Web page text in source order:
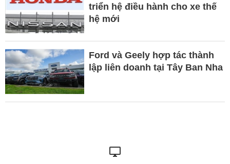
triển hệ điều hành cho xe thế
hệ mới
Ford và Geely hợp tác thành
lập liên doanh tại Tây Ban Nha